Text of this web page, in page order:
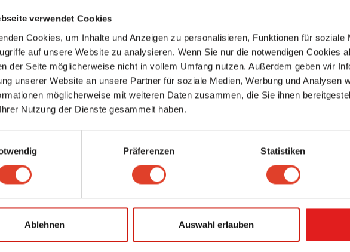
verwendet Cookies
Cookies, um Inhalte und Anzeigen zu personalisieren, Funktionen für soziale
auf unsere Website zu analysieren. Wenn Sie nur die notwendigen Cookies
der Seite möglicherweise nicht in vollem Umfang nutzen. Außerdem geben wir
unserer Website an unsere Partner für soziale Medien, Werbung und Analysen
möglicherweise mit weiteren Daten zusammen, die Sie ihnen
Nutzung der Dienste gesammelt haben.
Präferenzen Statistiken
Ablehnen Auswahl erlauben